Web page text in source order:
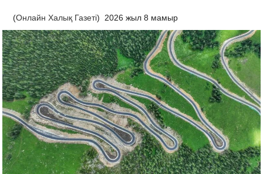
(Онлайн Халық Газеті) 2026 жыл 8 мамыр